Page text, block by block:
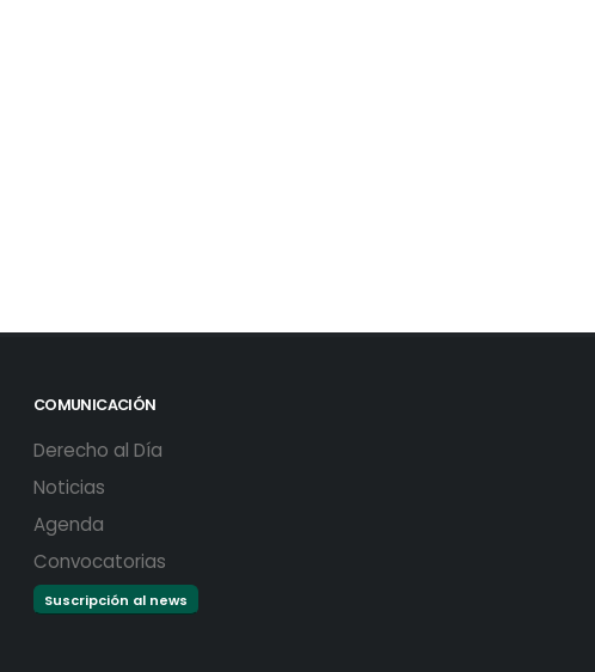
COMUNICACIÓN
Derecho al Día
Noticias
Agenda
Convocatorias
Suscripción al news